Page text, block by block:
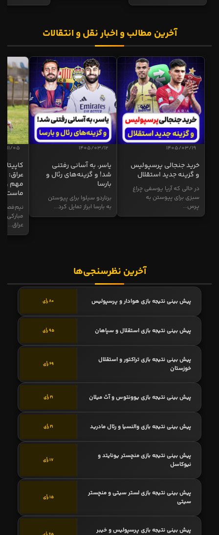
آخرین مطالب و اخبار نقل و انتقالات
1405/03/19
خرید جنجالی پرسپولیس
و گزینه جدید استقلال
در حالی که آریا یوسفی چراغ
سبزی برای پیوستن به
پرس...
1405/03/12
یاسر، به آسانی رفتنی
شد! و گزینه‌های رئال و
بارسا
برناردو سیلوا برای پیوستن
به بارسا ابراز تمایل کرد...
11/05
عراق:
مهم و
ماست
نیم‌فصل
مبارکی
عراق...
آخرین نظرسنجی‌ها
پیش بینی نتیجه بازی هوادار و پرسپولیس 80 رأی
پیش بینی نتیجه بازی استقلال و سپاهان 95 رأی
پیش بینی نتیجه بازی تراکتور و استقلال
خوزستان
69 رأی
پیش بینی نتیجه بازی یوونتوس و آث میلان 21 رأی
پیش بینی نتیجه بازی والنسیا و رئال مادرید 21 رأی
پیش بینی نتیجه بازی منچستر یونایتد و
نیوکاسل
17 رأی
پیش بینی نتیجه بازی لستر سیتی و منچستر
سیتی
15 رأی
پیش بینی نتیجه بازی پرسپولیس و خیبر